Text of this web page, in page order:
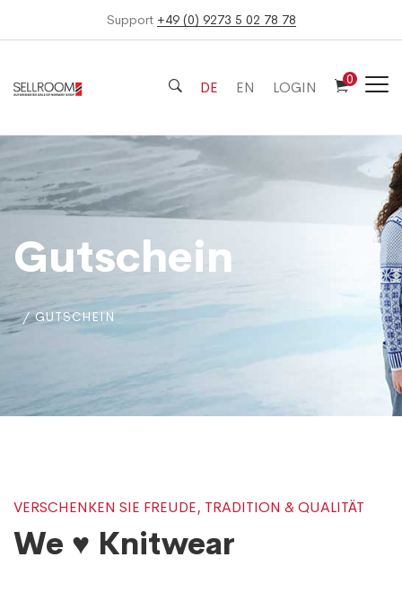
Support +49 (0) 9273 5 02 78 78
DE EN LOGIN 0
Gutschein
GUTSCHEIN
VERSCHENKEN SIE FREUDE, TRADITION & QUALITÄT
We ♥ Knitwear